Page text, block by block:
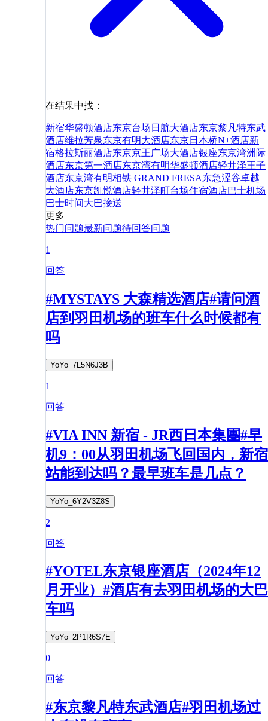
在结果中找：
新宿华盛顿酒店东京台场日航大酒店东京黎凡特东武
酒店维拉芳泉东京有明大酒店东京日本桥N+酒店新
宿格拉斯丽酒店东京京王广场大酒店银座东京湾洲际
酒店东京第一酒店东京湾有明华盛顿酒店轻井泽王子
酒店东京湾有明相铁 GRAND FRESA东急涩谷卓越
大酒店东京凯悦酒店轻井泽町台场住宿酒店巴士机场
巴士时间大巴接送
更多
热门问题最新问题待回答问题
1
回答
#MYSTAYS 大森精选酒店#请问酒
店到羽田机场的班车什么时候都有
吗
YoYo_7L5N6J3B
1
回答
#VIA INN 新宿 - JR西日本集團#早
机9：00从羽田机场飞回国内，新宿
站能到达吗？最早班车是几点？
YoYo_6Y2V3Z8S
2
回答
#YOTEL东京银座酒店（2024年12
月开业）#酒店有去羽田机场的大巴
车吗
YoYo_2P1R6S7E
0
回答
#东京黎凡特东武酒店#羽田机场过